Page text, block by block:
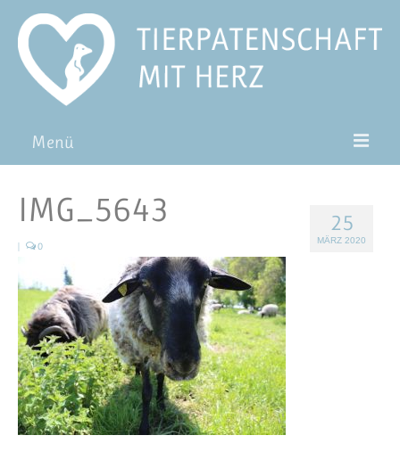
Menü
Pat*in werden
Patenschaft verschenken
Blog
FAQ
25
MÄRZ 2020
IMG_5643
| 0